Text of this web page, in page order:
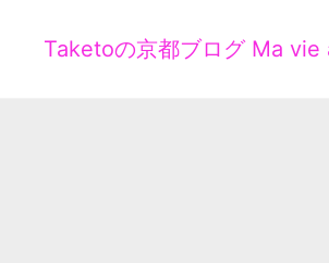
Taketoの京都ブログ Ma vie